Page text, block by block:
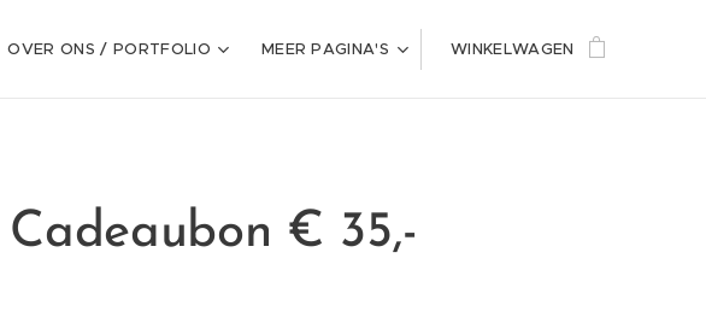
OVER ONS / PORTFOLIO MEER PAGINA'S WINKELWAGEN
Cadeaubon € 35,-